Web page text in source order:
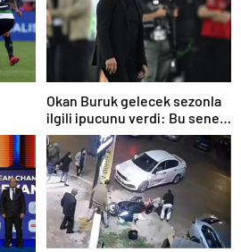
Okan Buruk gelecek sezonla
ilgili ipucunu verdi: Bu sene
3, seneye de 4